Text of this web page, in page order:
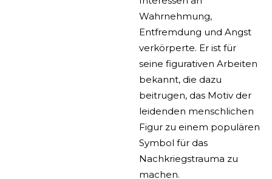
Wahrnehmung,
Entfremdung und Angst
verkörperte. Er ist für
seine figurativen Arbeiten
bekannt, die dazu
beitrugen, das Motiv der
leidenden menschlichen
Figur zu einem populären
Symbol für das
Nachkriegstrauma zu
machen.